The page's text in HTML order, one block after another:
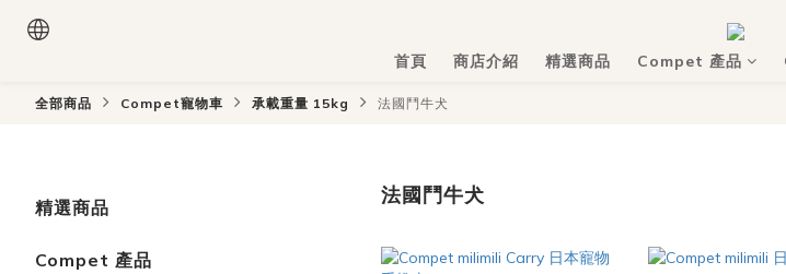
首頁
商店介紹 精選商品 Compet 產品
全部商品 Compet寵物車 承載重量 15kg 法國鬥牛犬
精選商品
Compet 產品
法國鬥牛犬